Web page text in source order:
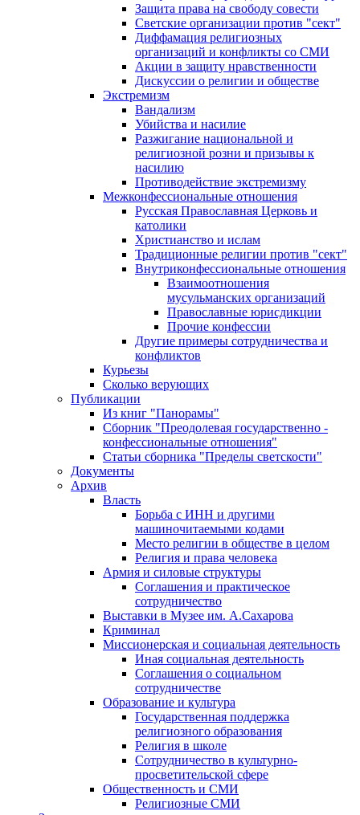
Защита права на свободу совести
Светские организации против "сект"
Диффамация религиозных
организаций и конфликты со СМИ
Акции в защиту нравственности
Дискуссии о религии и обществе
Экстремизм
Вандализм
Убийства и насилие
Разжигание национальной и
религиозной розни и призывы к
насилию
Противодействие экстремизму
Межконфессиональные отношения
Русская Православная Церковь и
католики
Христианство и ислам
Традиционные религии против "сект"
Внутриконфессиональные отношения
Взаимоотношения
мусульманских организаций
Православные юрисдикции
Прочие конфессии
Другие примеры сотрудничества и
конфликтов
Курьезы
Сколько верующих
Публикации
Из книг "Панорамы"
Сборник "Преодолевая государственно -
конфессиональные отношения"
Статьи сборника "Пределы светскости"
Документы
Архив
Власть
Борьба с ИНН и другими
машиночитаемыми кодами
Место религии в обществе в целом
Религия и права человека
Армия и силовые структуры
Соглашения и практическое
сотрудничество
Выставки в Музее им. А.Сахарова
Криминал
Миссионерская и социальная деятельность
Иная социальная деятельность
Соглашения о социальном
сотрудничестве
Образование и культура
Государственная поддержка
религиозного образования
Религия в школе
Сотрудничество в культурно-
просветительской сфере
Общественность и СМИ
Религиозные СМИ